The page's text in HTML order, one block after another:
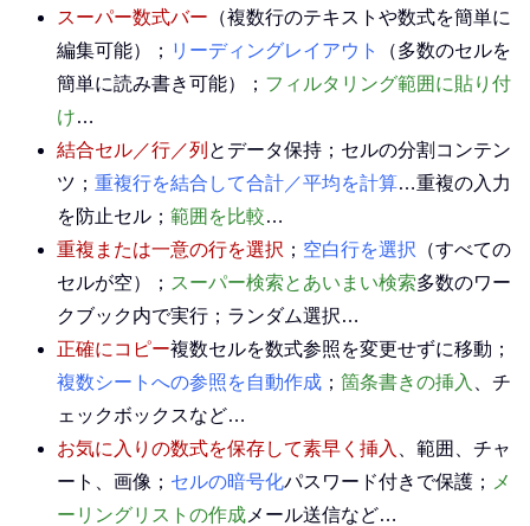
スーパー数式バー （複数行のテキストや数式を簡単に
編集可能）； リーディングレイアウト
（多数のセルを
簡単に読み書き可能）； フィルタリング範囲に貼り付
け…
結合セル／行／列 とデータ保持；セルの分割コンテン
ツ； 重複行を結合して合計／平均を計算…重複の入力
を防止セル； 範囲を比較…
重複または一意の行を選択 ； 空白行を選択 （すべての
セルが空）； スーパー検索とあいまい検索多数のワー
クブック内で実行；ランダム選択…
正確にコピー複数セルを数式参照を変更せずに移動；
複数シートへの参照を自動作成 ； 箇条書きの挿入
、チ
ェックボックスなど…
お気に入りの数式を保存して素早く挿入
、範囲、チャ
ート、画像； セルの暗号化パスワード付きで保護；
メ
ーリングリストの作成 メール送信など…